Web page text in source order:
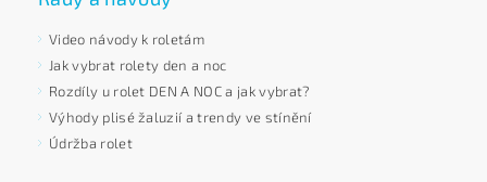
Video návody k roletám
Jak vybrat rolety den a noc
Rozdíly u rolet DEN A NOC a jak vybrat?
Výhody plisé žaluzií a trendy ve stínění
Údržba rolet